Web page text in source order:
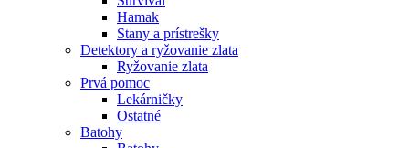
Hamak
Stany a prístrešky
Detektory a ryžovanie zlata
Ryžovanie zlata
Prvá pomoc
Lekárničky
Ostatné
Batohy